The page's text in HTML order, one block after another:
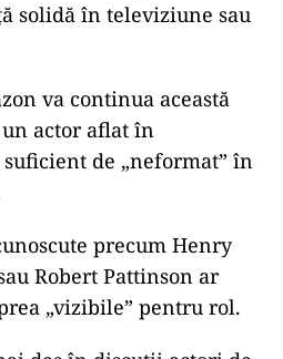
solidă în televiziune sau
va continua această
actor aflat în
de „neformat” în
precum Henry
Robert Pattinson ar
„vizibile” pentru rol.